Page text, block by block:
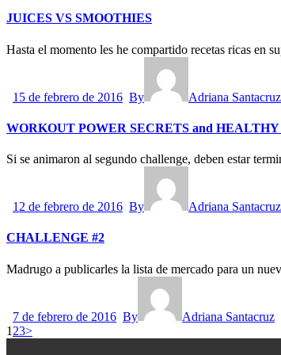
JUICES VS SMOOTHIES
Hasta el momento les he compartido recetas ricas en
15 de febrero de 2016 By Adriana Santacruz
WORKOUT POWER SECRETS and
Si se animaron al segundo challenge, deben estar
12 de febrero de 2016 By Adriana Santacruz
CHALLENGE #2
Madrugo a publicarles la lista de mercado para un
7 de febrero de 2016 By
Adriana Santacruz
1 23>